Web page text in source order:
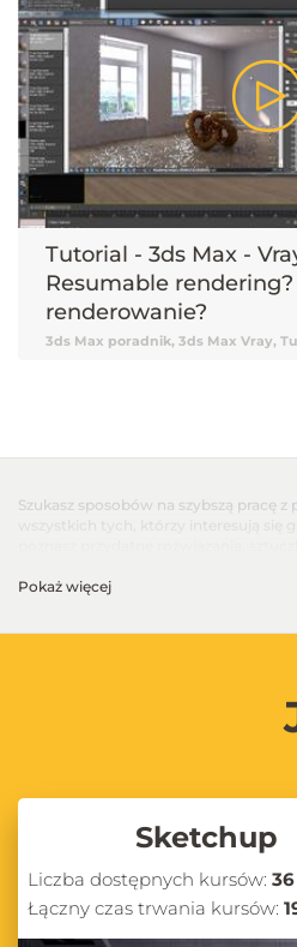
Tutorial - 3ds Max -
Resumable
renderowanie?
Szukasz sposobów na szybszą pracę
Pokaż więcej
Sketchup
Liczba dostępnych kursów: 36
Łączny czas trwania kursów: